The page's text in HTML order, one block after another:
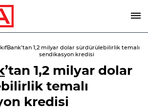
1,2 milyar dolar sürdürülebilirlik temalı
sendikasyon kredisi
’tan 1,2 milyar dolar
temalı
kredisi